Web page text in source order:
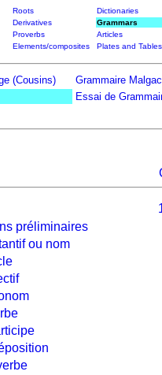
Roots
Dictionaries
Derivatives
Grammars
Proverbs
Articles
Elements/composites Plates and Tables
(Cousins)
Grammaire
Essai de
préliminaires
ou nom